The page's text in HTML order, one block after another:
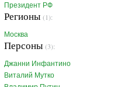
Президент РФ
Регионы (1):
Москва
Персоны (3):
Джанни Инфантино
Виталий Мутко